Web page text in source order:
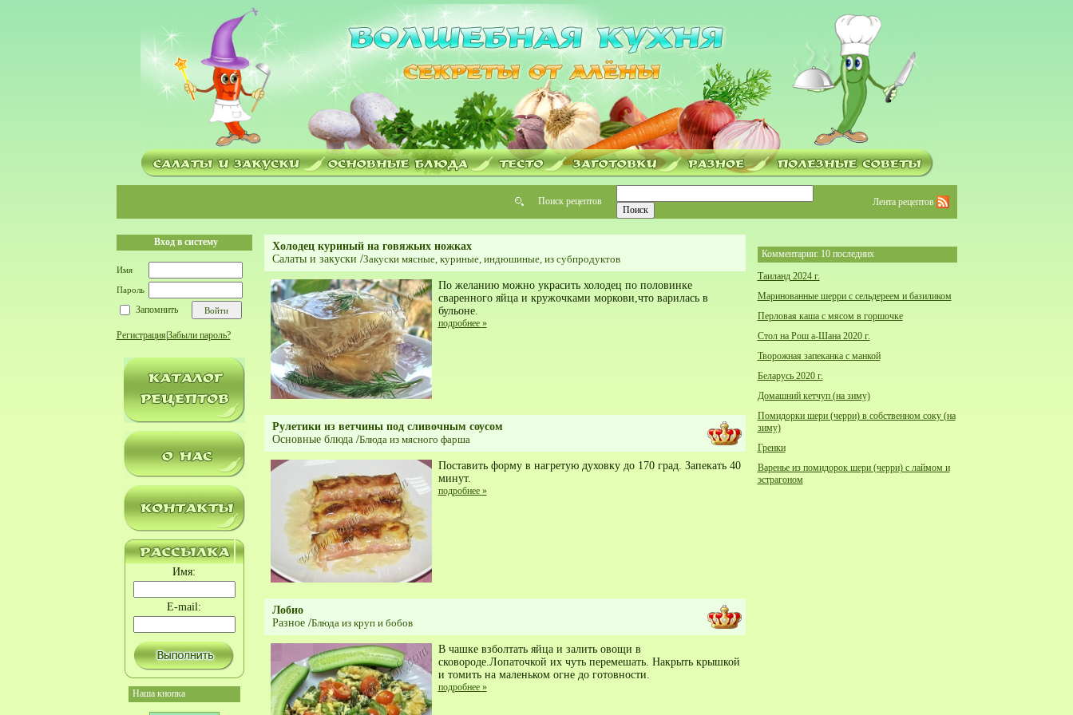
Поиск рецептов Лента рецептов
Вход в систему
Имя
Пароль
Запомнить
Регистрация Забыли пароль?
Имя:
E-mail:
Наша кнопка
Холодец куриный на говяжьих ножках
Салаты и закуски /Закуски мясные, куриные, индюшиные, из субпродуктов
По желанию можно украсить холодец по половинке
сваренного яйца и кружочками моркови,что варилась в
бульоне.
подробнее »
Рулетики из ветчины под сливочным соусом
Основные блюда/Блюда из мясного фарша
Поставить форму в нагретую духовку до 170 град. Запекать 40
минут.
подробнее »
Лобио
Разное/Блюда из круп и бобов
В чашке взболтать яйца и залить овощи в
сковороде.Лопаточкой их чуть перемешать. Накрыть крышкой
и томить на маленьком огне до готовности.
подробнее »
Комментарии: 10 последних
Таиланд 2024 г.
Маринованные шерри с сельдереем и базиликом
Перловая каша с мясом в горшочке
Стол на Рош а-Шана 2020 г.
Творожная запеканка с манкой
Беларусь 2020 г.
Домашний кетчуп (на зиму)
Помидорки шери (черри) в собственном соку (на
зиму)
Гренки
Варенье из помидорок шери (черри) с лаймом и
эстрагоном